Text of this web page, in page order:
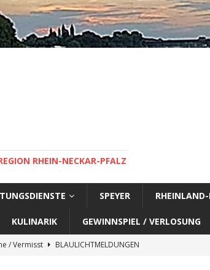
RHEIN-NECKAR-PFALZ
SPEYER
KULINARIK GEWINNSPIEL / VERLOSUNG
/ Vermisst
BLAULICHTMELDUNGEN